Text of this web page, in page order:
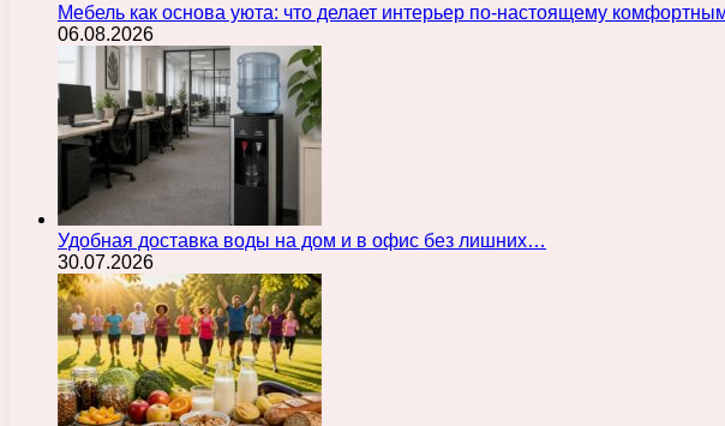
Мебель как основа уюта: что делает интерьер по-настоящему
06.08.2026
Удобная доставка воды на дом и в офис без лишних…
30.07.2026